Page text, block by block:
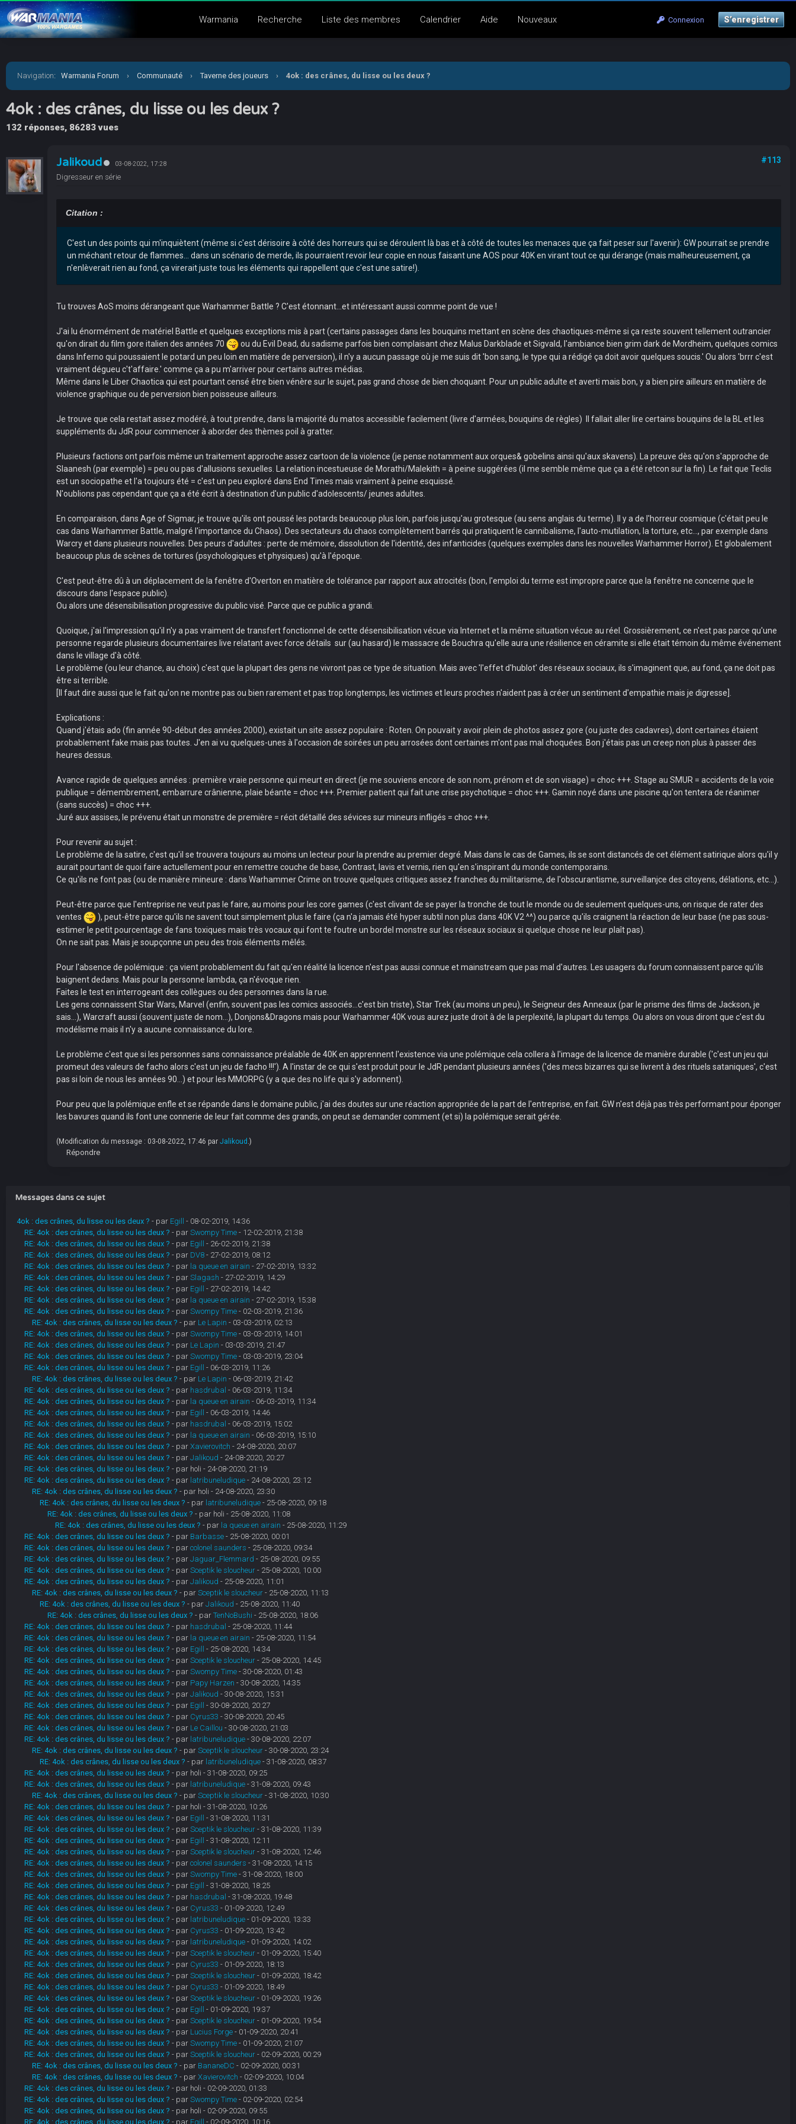
Connexion S’enregistrer
Warmania Recherche Liste des membres Calendrier Aide Nouveaux
Navigation: Warmania Forum › Communauté › Taverne des joueurs › 4ok : des crânes, du lisse ou les deux ?
4ok : des crânes, du lisse ou les deux ?
132 réponses, 86283 vues
Jalikoud 03-08-2022, 17:28
Digresseur en série
#113
Citation :
C'est un des points qui m'inquiètent (même si c'est dérisoire à côté des horreurs qui se déroulent là bas et à côté de toutes les menaces que ça fait peser sur l'avenir): GW pourrait se prendre
un méchant retour de flammes... dans un scénario de merde, ils pourraient revoir leur copie en nous faisant une AOS pour 40K en virant tout ce qui dérange (mais malheureusement, ça
n'enlèverait rien au fond, ça virerait juste tous les éléments qui rappellent que c'est une satire!).
Tu trouves AoS moins dérangeant que Warhammer Battle ? C'est étonnant...et intéressant aussi comme point de vue !
J'ai lu énormément de matériel Battle et quelques exceptions mis à part (certains passages dans les bouquins mettant en scène des chaotiques-même si ça reste souvent tellement outrancier
qu'on dirait du film gore italien des années 70
ou du Evil Dead, du sadisme parfois bien complaisant chez Malus Darkblade et Sigvald, l'ambiance bien grim dark de Mordheim, quelques comics
dans Inferno qui poussaient le potard un peu loin en matière de perversion), il n'y a aucun passage où je me suis dit 'bon sang, le type qui a rédigé ça doit avoir quelques soucis.' Ou alors 'brrr c'est
vraiment dégueu c't'affaire.' comme ça a pu m'arriver pour certains autres médias.
Même dans le Liber Chaotica qui est pourtant censé être bien vénère sur le sujet, pas grand chose de bien choquant. Pour un public adulte et averti mais bon, y a bien pire ailleurs en matière de
violence graphique ou de perversion bien poisseuse ailleurs.
Je trouve que cela restait assez modéré, à tout prendre, dans la majorité du matos accessible facilement (livre d'armées, bouquins de règles) Il fallait aller lire certains bouquins de la BL et les
suppléments du JdR pour commencer à aborder des thèmes poil à gratter.
Plusieurs factions ont parfois même un traitement approche assez cartoon de la violence (je pense notamment aux orques& gobelins ainsi qu'aux skavens). La preuve dès qu'on s'approche de
Slaanesh (par exemple) = peu ou pas d'allusions sexuelles. La relation incestueuse de Morathi/Malekith = à peine suggérées (il me semble même que ça a été retcon sur la fin). Le fait que Teclis
est un sociopathe et l'a toujours été = c'est un peu exploré dans End Times mais vraiment à peine esquissé.
N'oublions pas cependant que ça a été écrit à destination d'un public d'adolescents/ jeunes adultes.
En comparaison, dans Age of Sigmar, je trouve qu'ils ont poussé les potards beaucoup plus loin, parfois jusqu'au grotesque (au sens anglais du terme). Il y a de l'horreur cosmique (c'était peu le
cas dans Warhammer Battle, malgré l'importance du Chaos). Des sectateurs du chaos complètement barrés qui pratiquent le cannibalisme, l'auto-mutilation, la torture, etc..., par exemple dans
Warcry et dans plusieurs nouvelles. Des peurs d'adultes : perte de mémoire, dissolution de l'identité, des infanticides (quelques exemples dans les nouvelles Warhammer Horror). Et globalement
beaucoup plus de scènes de tortures (psychologiques et physiques) qu'à l'époque.
C'est peut-être dû à un déplacement de la fenêtre d'Overton en matière de tolérance par rapport aux atrocités (bon, l'emploi du terme est impropre parce que la fenêtre ne concerne que le
discours dans l'espace public).
Ou alors une désensibilisation progressive du public visé. Parce que ce public a grandi.
Quoique, j'ai l'impression qu'il n'y a pas vraiment de transfert fonctionnel de cette désensibilisation vécue via Internet et la même situation vécue au réel. Grossièrement, ce n'est pas parce qu'une
personne regarde plusieurs documentaires live relatant avec force détails sur (au hasard) le massacre de Bouchra qu'elle aura une résilience en céramite si elle était témoin du même événement
dans le village d'à côté.
Le problème (ou leur chance, au choix) c'est que la plupart des gens ne vivront pas ce type de situation. Mais avec 'l'effet d'hublot' des réseaux sociaux, ils s'imaginent que, au fond, ça ne doit pas
être si terrible.
[Il faut dire aussi que le fait qu'on ne montre pas ou bien rarement et pas trop longtemps, les victimes et leurs proches n'aident pas à créer un sentiment d'empathie mais je digresse].
Explications :
Quand j'étais ado (fin année 90-début des années 2000), existait un site assez populaire : Roten. On pouvait y avoir plein de photos assez gore (ou juste des cadavres), dont certaines étaient
probablement fake mais pas toutes. J'en ai vu quelques-unes à l'occasion de soirées un peu arrosées dont certaines m'ont pas mal choquées. Bon j'étais pas un creep non plus à passer des
heures dessus.
Avance rapide de quelques années : première vraie personne qui meurt en direct (je me souviens encore de son nom, prénom et de son visage) = choc +++. Stage au SMUR = accidents de la voie
publique = démembrement, embarrure crânienne, plaie béante = choc +++. Premier patient qui fait une crise psychotique = choc +++. Gamin noyé dans une piscine qu'on tentera de réanimer
(sans succès) = choc +++.
Juré aux assises, le prévenu était un monstre de première = récit détaillé des sévices sur mineurs infligés = choc +++.
Pour revenir au sujet :
Le problème de la satire, c'est qu'il se trouvera toujours au moins un lecteur pour la prendre au premier degré. Mais dans le cas de Games, ils se sont distancés de cet élément satirique alors qu'il y
aurait pourtant de quoi faire actuellement pour en remettre couche de base, Contrast, lavis et vernis, rien qu'en s'inspirant du monde contemporains.
Ce qu'ils ne font pas (ou de manière mineure : dans Warhammer Crime on trouve quelques critiques assez franches du militarisme, de l'obscurantisme, surveillanjce des citoyens, délations, etc...).
Peut-être parce que l'entreprise ne veut pas le faire, au moins pour les core games (c'est clivant de se payer la tronche de tout le monde ou de seulement quelques-uns, on risque de rater des
ventes
), peut-être parce qu'ils ne savent tout simplement plus le faire (ça n'a jamais été hyper subtil non plus dans 40K V2 ^^) ou parce qu'ils craignent la réaction de leur base (ne pas sous-
estimer le petit pourcentage de fans toxiques mais très vocaux qui font te foutre un bordel monstre sur les réseaux sociaux si quelque chose ne leur plaît pas).
On ne sait pas. Mais je soupçonne un peu des trois éléments mêlés.
Pour l'absence de polémique : ça vient probablement du fait qu'en réalité la licence n'est pas aussi connue et mainstream que pas mal d'autres. Les usagers du forum connaissent parce qu'ils
baignent dedans. Mais pour la personne lambda, ça n'évoque rien.
Faites le test en interrogeant des collègues ou des personnes dans la rue.
Les gens connaissent Star Wars, Marvel (enfin, souvent pas les comics associés...c'est bin triste), Star Trek (au moins un peu), le Seigneur des Anneaux (par le prisme des films de Jackson, je
sais...), Warcraft aussi (souvent juste de nom...), Donjons&Dragons mais pour Warhammer 40K vous aurez juste droit à de la perplexité, la plupart du temps. Ou alors on vous diront que c'est du
modélisme mais il n'y a aucune connaissance du lore.
Le problème c'est que si les personnes sans connaissance préalable de 40K en apprennent l'existence via une polémique cela collera à l'image de la licence de manière durable ('c'est un jeu qui
promeut des valeurs de facho alors c'est un jeu de facho !!!'). A l'instar de ce qui s'est produit pour le JdR pendant plusieurs années ('des mecs bizarres qui se livrent à des rituels sataniques', c'est
pas si loin de nous les années 90...) et pour les MMORPG (y a que des no life qui s'y adonnent).
Pour peu que la polémique enfle et se répande dans le domaine public, j'ai des doutes sur une réaction appropriée de la part de l'entreprise, en fait. GW n'est déjà pas très performant pour éponger
les bavures quand ils font une connerie de leur fait comme des grands, on peut se demander comment (et si) la polémique serait gérée.
(Modification du message : 03-08-2022, 17:46 par Jalikoud .)
Répondre
Messages dans ce sujet
4ok : des crânes, du lisse ou les deux ? - par Egill
- 08-02-2019, 14:36
RE: 4ok : des crânes, du lisse ou les deux ? - par Swompy Time- 12-02-2019, 21:38
RE: 4ok : des crânes, du lisse ou les deux ? - par Egill
- 26-02-2019, 21:38
RE: 4ok : des crânes, du lisse ou les deux ? - par DV8- 27-02-2019, 08:12
RE: 4ok : des crânes, du lisse ou les deux ? - par la queue en airain - 27-02-2019, 13:32
RE: 4ok : des crânes, du lisse ou les deux ? - par Slagash - 27-02-2019, 14:29
RE: 4ok : des crânes, du lisse ou les deux ? - par Egill
- 27-02-2019, 14:42
RE: 4ok : des crânes, du lisse ou les deux ? - par la queue en airain - 27-02-2019, 15:38
RE: 4ok : des crânes, du lisse ou les deux ? - par Swompy Time- 02-03-2019, 21:36
RE: 4ok : des crânes, du lisse ou les deux ? - par Le Lapin - 03-03-2019, 02:13
RE: 4ok : des crânes, du lisse ou les deux ? - par Swompy Time- 03-03-2019, 14:01
RE: 4ok : des crânes, du lisse ou les deux ? - par Le Lapin - 03-03-2019, 21:47
RE: 4ok : des crânes, du lisse ou les deux ? - par Swompy Time- 03-03-2019, 23:04
RE: 4ok : des crânes, du lisse ou les deux ? - par Egill
- 06-03-2019, 11:26
RE: 4ok : des crânes, du lisse ou les deux ? - par Le Lapin - 06-03-2019, 21:42
RE: 4ok : des crânes, du lisse ou les deux ? - par hasdrubal - 06-03-2019, 11:34
RE: 4ok : des crânes, du lisse ou les deux ? - par la queue en airain - 06-03-2019, 11:34
RE: 4ok : des crânes, du lisse ou les deux ? - par Egill
- 06-03-2019, 14:46
RE: 4ok : des crânes, du lisse ou les deux ? - par hasdrubal - 06-03-2019, 15:02
RE: 4ok : des crânes, du lisse ou les deux ? - par la queue en airain - 06-03-2019, 15:10
RE: 4ok : des crânes, du lisse ou les deux ? - par Xavierovitch - 24-08-2020, 20:07
RE: 4ok : des crânes, du lisse ou les deux ? - par Jalikoud - 24-08-2020, 20:27
RE: 4ok : des crânes, du lisse ou les deux ? - par holi - 24-08-2020, 21:19
RE: 4ok : des crânes, du lisse ou les deux ? - par latribuneludique- 24-08-2020, 23:12
RE: 4ok : des crânes, du lisse ou les deux ? - par holi - 24-08-2020, 23:30
RE: 4ok : des crânes, du lisse ou les deux ? - par latribuneludique- 25-08-2020, 09:18
RE: 4ok : des crânes, du lisse ou les deux ? - par holi - 25-08-2020, 11:08
RE: 4ok : des crânes, du lisse ou les deux ? - par la queue en airain - 25-08-2020, 11:29
RE: 4ok : des crânes, du lisse ou les deux ? - par Barbasse- 25-08-2020, 00:01
RE: 4ok : des crânes, du lisse ou les deux ? - par colonel saunders - 25-08-2020, 09:34
RE: 4ok : des crânes, du lisse ou les deux ? - par Jaguar_Flemmard - 25-08-2020, 09:55
RE: 4ok : des crânes, du lisse ou les deux ? - par Sceptik le sloucheur- 25-08-2020, 10:00
RE: 4ok : des crânes, du lisse ou les deux ? - par Jalikoud - 25-08-2020, 11:01
RE: 4ok : des crânes, du lisse ou les deux ? - par Sceptik le sloucheur- 25-08-2020, 11:13
RE: 4ok : des crânes, du lisse ou les deux ? - par Jalikoud - 25-08-2020, 11:40
RE: 4ok : des crânes, du lisse ou les deux ? - par TenNoBushi - 25-08-2020, 18:06
RE: 4ok : des crânes, du lisse ou les deux ? - par hasdrubal - 25-08-2020, 11:44
RE: 4ok : des crânes, du lisse ou les deux ? - par la queue en airain - 25-08-2020, 11:54
RE: 4ok : des crânes, du lisse ou les deux ? - par Egill
- 25-08-2020, 14:34
RE: 4ok : des crânes, du lisse ou les deux ? - par Sceptik le sloucheur- 25-08-2020, 14:45
RE: 4ok : des crânes, du lisse ou les deux ? - par Swompy Time- 30-08-2020, 01:43
RE: 4ok : des crânes, du lisse ou les deux ? - par Papy Harzen - 30-08-2020, 14:35
RE: 4ok : des crânes, du lisse ou les deux ? - par Jalikoud - 30-08-2020, 15:31
RE: 4ok : des crânes, du lisse ou les deux ? - par Egill
- 30-08-2020, 20:27
RE: 4ok : des crânes, du lisse ou les deux ? - par Cyrus33 - 30-08-2020, 20:45
RE: 4ok : des crânes, du lisse ou les deux ? - par Le Caillou - 30-08-2020, 21:03
RE: 4ok : des crânes, du lisse ou les deux ? - par latribuneludique- 30-08-2020, 22:07
RE: 4ok : des crânes, du lisse ou les deux ? - par Sceptik le sloucheur- 30-08-2020, 23:24
RE: 4ok : des crânes, du lisse ou les deux ? - par latribuneludique- 31-08-2020, 08:37
RE: 4ok : des crânes, du lisse ou les deux ? - par holi - 31-08-2020, 09:25
RE: 4ok : des crânes, du lisse ou les deux ? - par latribuneludique- 31-08-2020, 09:43
RE: 4ok : des crânes, du lisse ou les deux ? - par Sceptik le sloucheur- 31-08-2020, 10:30
RE: 4ok : des crânes, du lisse ou les deux ? - par holi - 31-08-2020, 10:26
RE: 4ok : des crânes, du lisse ou les deux ? - par Egill
- 31-08-2020, 11:31
RE: 4ok : des crânes, du lisse ou les deux ? - par Sceptik le sloucheur- 31-08-2020, 11:39
RE: 4ok : des crânes, du lisse ou les deux ? - par Egill
- 31-08-2020, 12:11
RE: 4ok : des crânes, du lisse ou les deux ? - par Sceptik le sloucheur- 31-08-2020, 12:46
RE: 4ok : des crânes, du lisse ou les deux ? - par colonel saunders - 31-08-2020, 14:15
RE: 4ok : des crânes, du lisse ou les deux ? - par Swompy Time- 31-08-2020, 18:00
RE: 4ok : des crânes, du lisse ou les deux ? - par Egill
- 31-08-2020, 18:25
RE: 4ok : des crânes, du lisse ou les deux ? - par hasdrubal - 31-08-2020, 19:48
RE: 4ok : des crânes, du lisse ou les deux ? - par Cyrus33 - 01-09-2020, 12:49
RE: 4ok : des crânes, du lisse ou les deux ? - par latribuneludique- 01-09-2020, 13:33
RE: 4ok : des crânes, du lisse ou les deux ? - par Cyrus33 - 01-09-2020, 13:42
RE: 4ok : des crânes, du lisse ou les deux ? - par latribuneludique- 01-09-2020, 14:02
RE: 4ok : des crânes, du lisse ou les deux ? - par Sceptik le sloucheur- 01-09-2020, 15:40
RE: 4ok : des crânes, du lisse ou les deux ? - par Cyrus33 - 01-09-2020, 18:13
RE: 4ok : des crânes, du lisse ou les deux ? - par Sceptik le sloucheur- 01-09-2020, 18:42
RE: 4ok : des crânes, du lisse ou les deux ? - par Cyrus33 - 01-09-2020, 18:49
RE: 4ok : des crânes, du lisse ou les deux ? - par Sceptik le sloucheur- 01-09-2020, 19:26
RE: 4ok : des crânes, du lisse ou les deux ? - par Egill
- 01-09-2020, 19:37
RE: 4ok : des crânes, du lisse ou les deux ? - par Sceptik le sloucheur- 01-09-2020, 19:54
RE: 4ok : des crânes, du lisse ou les deux ? - par Lucius Forge- 01-09-2020, 20:41
RE: 4ok : des crânes, du lisse ou les deux ? - par Swompy Time- 01-09-2020, 21:07
RE: 4ok : des crânes, du lisse ou les deux ? - par Sceptik le sloucheur- 02-09-2020, 00:29
RE: 4ok : des crânes, du lisse ou les deux ? - par BananeDC - 02-09-2020, 00:31
RE: 4ok : des crânes, du lisse ou les deux ? - par Xavierovitch - 02-09-2020, 10:04
RE: 4ok : des crânes, du lisse ou les deux ? - par holi - 02-09-2020, 01:33
RE: 4ok : des crânes, du lisse ou les deux ? - par Swompy Time- 02-09-2020, 02:54
RE: 4ok : des crânes, du lisse ou les deux ? - par holi - 02-09-2020, 09:55
RE: 4ok : des crânes, du lisse ou les deux ? - par Egill - 02-09-2020, 10:16